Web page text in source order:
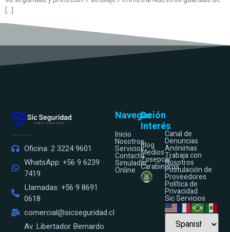
[…]
Oficina: 2 3224 9601
WhatsApp: +56 9 6239
7419
Llamadas: +56 9 8691
0618
comercial@sicseguridad.cl
Av. Libertador Bernardo
Navegación
Inicio
Nosotros
Servicios
Contacto
Simulador
Online
De
Interés
Blog
Medios
Zosepcar
Carabineros
Canal de
Denuncias
Anónimas
Trabaja con
Nosotros
Postulación de
Proveedores
Política de
Privacidad
Sic Servicios